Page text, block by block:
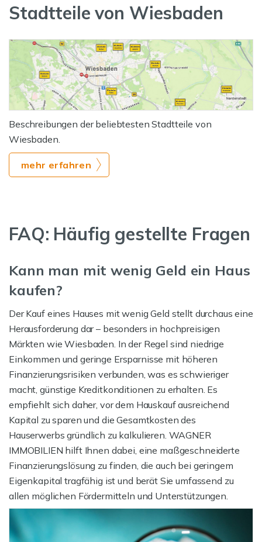
Stadtteile von Wiesbaden
Beschreibungen der beliebtesten Stadtteile von
Wiesbaden.
mehr erfahren
FAQ: Häufig gestellte Fragen
Kann man mit wenig Geld ein Haus
kaufen?
Der Kauf eines Hauses mit wenig Geld stellt durchaus eine
Herausforderung dar – besonders in hochpreisigen
Märkten wie Wiesbaden. In der Regel sind niedrige
Einkommen und geringe Ersparnisse mit höheren
Finanzierungsrisiken verbunden, was es schwieriger
macht, günstige Kreditkonditionen zu erhalten. Es
empfiehlt sich daher, vor dem Hauskauf ausreichend
Kapital zu sparen und die Gesamtkosten des
Hauserwerbs gründlich zu kalkulieren. WAGNER
IMMOBILIEN hilft Ihnen dabei, eine maßgeschneiderte
Finanzierungslösung zu finden, die auch bei geringem
Eigenkapital tragfähig ist und berät Sie umfassend zu
allen möglichen Fördermitteln und Unterstützungen.